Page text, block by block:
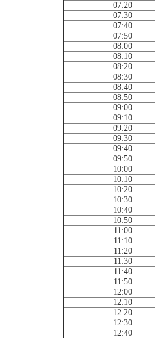
07:20
07:30
07:40
07:50
08:00
08:10
08:20
08:30
08:40
08:50
09:00
09:10
09:20
09:30
09:40
09:50
10:00
10:10
10:20
10:30
10:40
10:50
11:00
11:10
11:20
11:30
11:40
11:50
12:00
12:10
12:20
12:30
12:40